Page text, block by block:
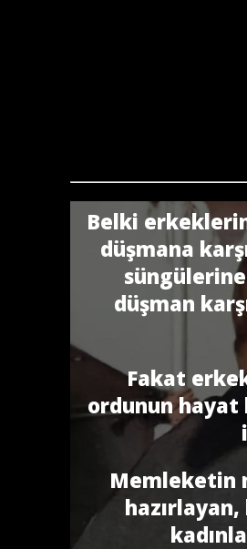
Belki
düşmana
düşman
Fakat
ordunun hayat
Memleketin
hazırlayan,